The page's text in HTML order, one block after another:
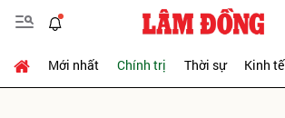
Mới nhất Chính trị Thời sự Kinh tế
Gửi bình luận